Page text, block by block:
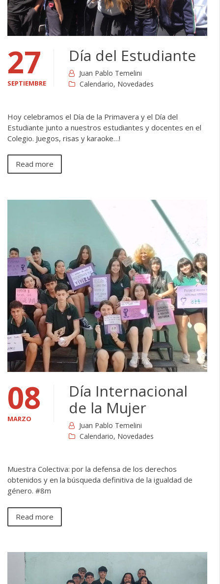
27
SEPTIEMBRE
Día del Estudiante
Juan Pablo Temelini
Calendario, Novedades
Hoy celebramos el Día de la Primavera y el Día del
Estudiante junto a nuestros estudiantes y docentes en el
Colegio. Juegos, risas y karaoke…!
Read more
08
MARZO
Día Internacional
de la Mujer
Juan Pablo Temelini
Calendario, Novedades
Muestra Colectiva: por la defensa de los derechos
obtenidos y en la búsqueda definitiva de la igualdad de
género. #8m
Read more